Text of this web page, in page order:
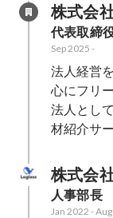
株式会
代表取締
Sep 2025 -
法人経営
心にフリ
法人とし
材紹介サ
株式会
人事部長
Jan 2022 -